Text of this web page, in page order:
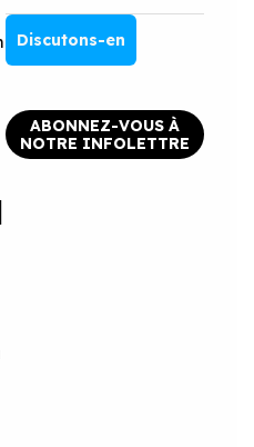
Discutons-en
ABONNEZ-VOUS À
NOTRE INFOLETTRE